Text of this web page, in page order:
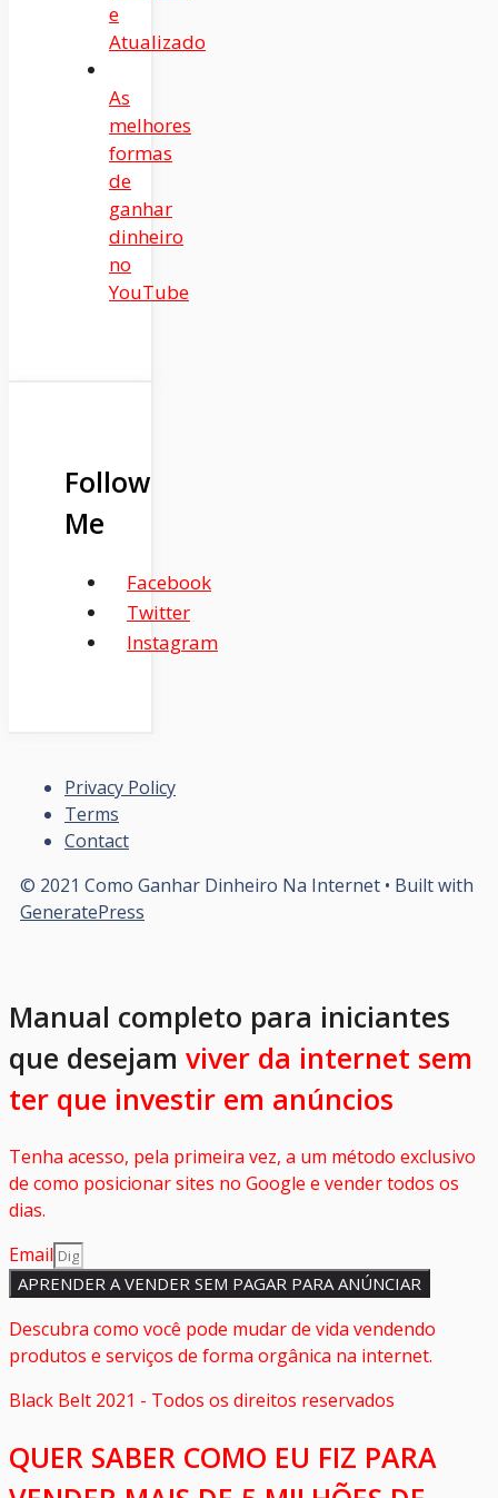
e
Atualizado
As
melhores
formas
de
ganhar
dinheiro
no
YouTube
Follow
Me
Facebook
Twitter
Instagram
Privacy Policy
Terms
Contact
© 2021 Como Ganhar Dinheiro Na Internet • Built with
GeneratePress
Manual completo para iniciantes
que desejam viver da internet sem
ter que investir em anúncios
Tenha acesso, pela primeira vez, a um método exclusivo
de como posicionar sites no Google e vender todos os
dias.
Email
APRENDER A VENDER SEM PAGAR PARA ANÚNCIAR
Descubra como você pode mudar de vida vendendo
produtos e serviços de forma orgânica na internet.
Black Belt 2021 - Todos os direitos reservados
QUER SABER COMO EU FIZ PARA